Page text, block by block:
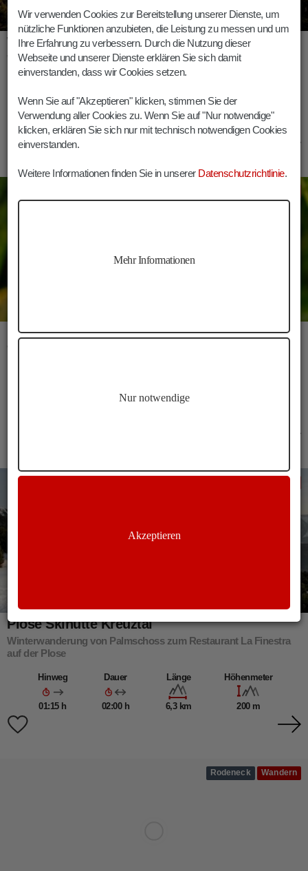
Wanderung St. Jakob Gröden Winter
Winterwanderung von St. Ulrich nach St. Jakob
Dauer
02:00 h
Länge
6,1 km
Höhenmeter
350 m
Rodeneck Bienenweg Wanderung
Winterwandern
Plose Skihütte Kreuztal
Winterwanderung von Palmschoss zum Restaurant La Finestra
auf der Plose
Hinweg
01:15 h
Dauer
02:00 h
Länge
6,3 km
Höhenmeter
200 m
Rodeneck Wandern
Wir verwenden Cookies zur Bereitstellung unserer Dienste, um
nützliche Funktionen anzubieten, die Leistung zu messen und um
Ihre Erfahrung zu verbessern. Durch die Nutzung dieser
Webseite und unserer Dienste erklären Sie sich damit
einverstanden, dass wir Cookies setzen.
Wenn Sie auf "Akzeptieren" klicken, stimmen Sie der
Verwendung aller Cookies zu. Wenn Sie auf "Nur notwendige"
klicken, erklären Sie sich nur mit technisch notwendigen Cookies
einverstanden.
Weitere Informationen finden Sie in unserer Datenschutzrichtlinie.
Mehr Informationen
Nur notwendige
Akzeptieren